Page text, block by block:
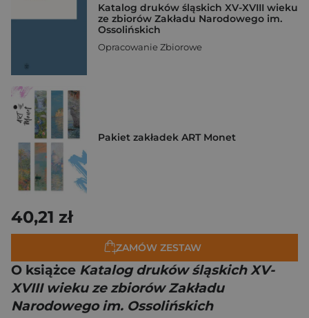
Katalog druków śląskich XV-XVIII wieku
ze zbiorów Zakładu Narodowego im.
Ossolińskich
Opracowanie Zbiorowe
Pakiet zakładek ART Monet
40,21 zł
ZAMÓW ZESTAW
O książce Katalog druków śląskich XV-
XVIII wieku ze zbiorów Zakładu
Narodowego im. Ossolińskich